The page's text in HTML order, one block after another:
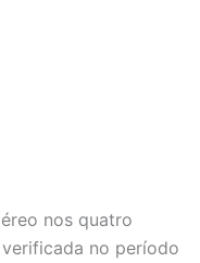
nos quatro
no período